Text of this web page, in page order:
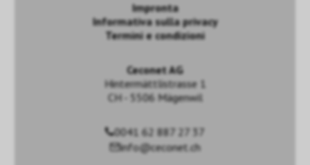
Impronta
Informativa sulla privacy
Termini e condizioni
Ceconet AG
Hintermättlistrasse 1
CH - 5506 Mägenwil
0041 62 887 27 37
info@ceconet.ch